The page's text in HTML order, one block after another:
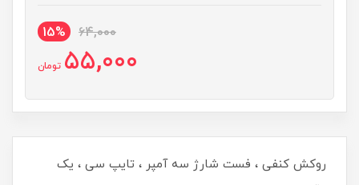
64,000
15%
55,000 تومان
روکش کنفی ، فست شارژ سه آمپر ، تایپ سی ، یک